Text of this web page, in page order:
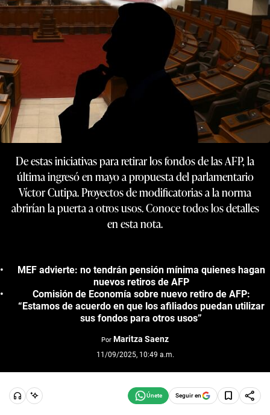
De estas iniciativas para retirar los fondos de las AFP, la
última ingresó en mayo a propuesta del parlamentario
Víctor Cutipa. Proyectos de modificatorias a la norma
abrirían la puerta a otros usos. Conoce todos los detalles
en esta nota.
MEF advierte: no tendrán pensión mínima quienes hagan
nuevos retiros de AFP
Comisión de Economía sobre nuevo retiro de AFP:
“Estamos de acuerdo en que los afiliados puedan utilizar
sus fondos para otros usos”
Por Maritza Saenz
11/09/2025, 10:49 a.m.
Seguir en